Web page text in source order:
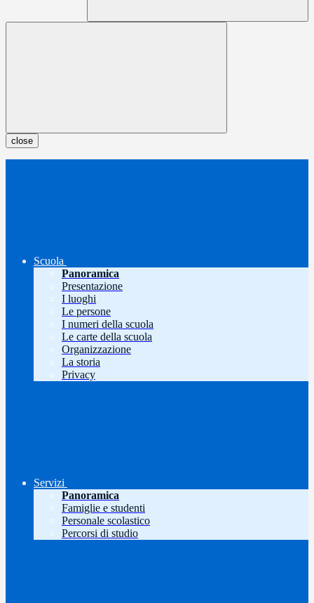
close
Scuola
Panoramica
Presentazione
I luoghi
Le persone
I numeri della scuola
Le carte della scuola
Organizzazione
La storia
Privacy
Servizi
Panoramica
Famiglie e studenti
Personale scolastico
Percorsi di studio